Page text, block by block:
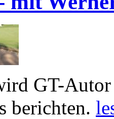
GT-
berichten.